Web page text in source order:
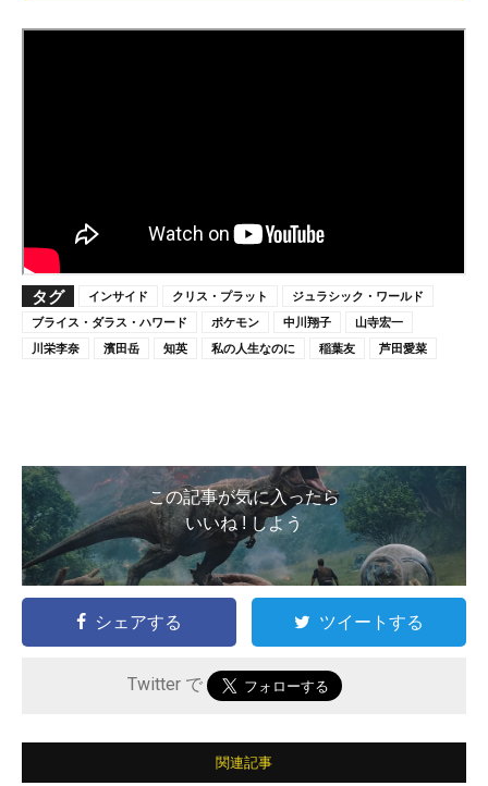
タグ インサイド クリス・プラット
ジュラシック・ワールド
ブライス・ダラス・ハワード
ポケモン 中川翔子
山寺宏一
川栄李奈
濱田岳 知英 私の人生なのに 稲葉友 芦田愛菜
この記事が気に入ったら
いいね ! しよう
シェアする ツイートする
Twitter で
関連記事